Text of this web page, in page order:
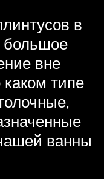
в
большое
вне
каком типе
ванны